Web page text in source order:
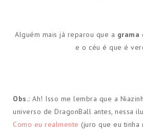
Alguém mais já reparou que a grama
e o céu é que é
Obs.: Ah! Isso me lembra que a
universo de DragonBall antes, nessa
Como eu realmente (juro que eu tinha